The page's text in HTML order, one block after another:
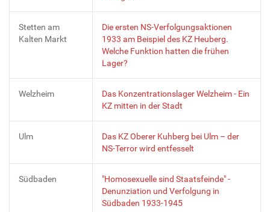
Stetten am
Kalten Markt
Die ersten NS-Verfolgungsaktionen
1933 am Beispiel des KZ Heuberg.
Welche Funktion hatten die frühen
Lager?
Welzheim
Das Konzentrationslager Welzheim - Ein
KZ mitten in der Stadt
Ulm
Das KZ Oberer Kuhberg bei Ulm – der
NS-Terror wird entfesselt
Südbaden
"Homosexuelle sind Staatsfeinde" -
Denunziation und Verfolgung in
Südbaden 1933-1945